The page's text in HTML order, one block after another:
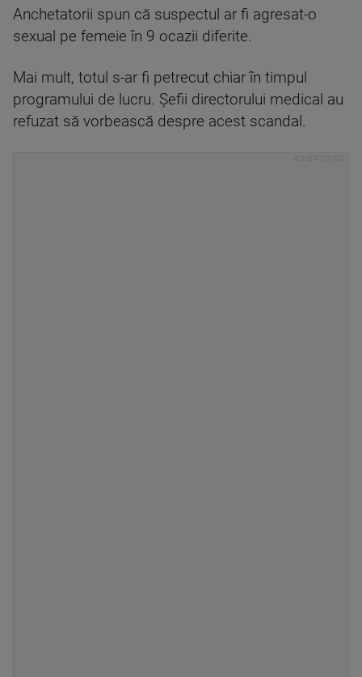
Anchetatorii spun că suspectul ar fi agresat-o
sexual pe femeie în 9 ocazii diferite.
Mai mult, totul s-ar fi petrecut chiar în timpul
programului de lucru. Șefii directorului medical au
refuzat să vorbească despre acest scandal.